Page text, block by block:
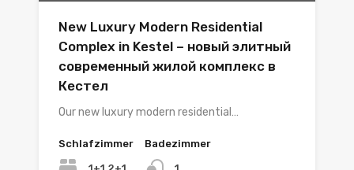
New Luxury Modern Residential
Complex in Kestel – новый элитный
современный жилой комплекс в
Кестел
Our new luxury modern residential…
Schlafzimmer Badezimmer